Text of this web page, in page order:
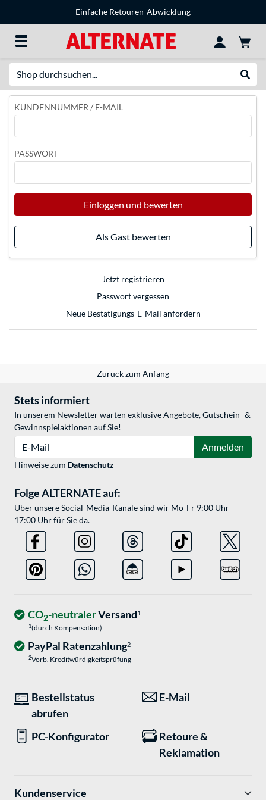
Einfache Retouren-Abwicklung
KUNDENNUMMER / E-MAIL
PASSWORT
Einloggen und bewerten
Als Gast bewerten
Jetzt registrieren
Passwort vergessen
Neue Bestätigungs-E-Mail anfordern
Zurück zum Anfang
Stets informiert
In unserem Newsletter warten exklusive Angebote, Gutschein- &
Gewinnspielaktionen auf Sie!
Anmelden
Hinweise zum Datenschutz
Folge ALTERNATE auf:
Über unsere Social-Media-Kanäle sind wir Mo-Fr 9:00 Uhr -
17:00 Uhr für Sie da.
CO2-neutralerVersand1
1(durch Kompensation)
PayPal Ratenzahlung2
2Vorb. Kreditwürdigkeitsprüfung
Bestellstatus
abrufen
E-Mail
PC-Konfigurator
Retoure &
Reklamation
Kundenservice